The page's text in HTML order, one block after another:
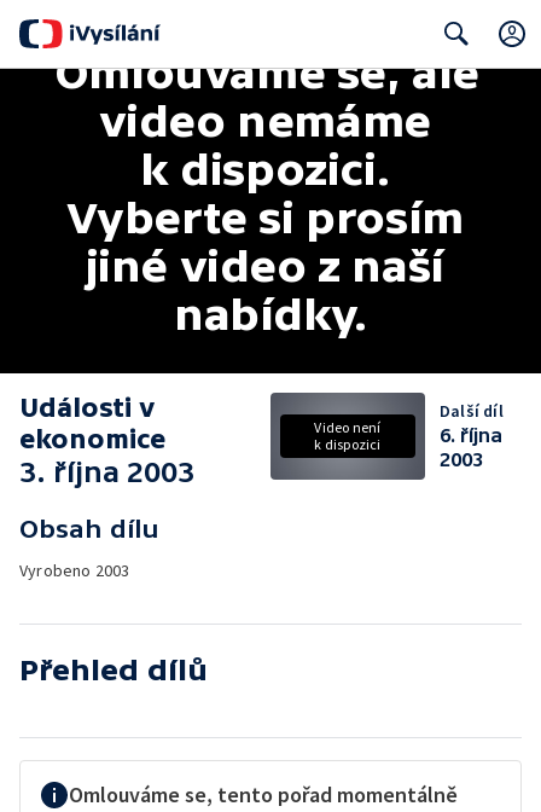
Search
Omlouváme se, ale
video nemáme
k dispozici.
Vyberte si prosím
jiné video z naší
nabídky.
Události v
ekonomice
3. října 2003
Obsah dílu
Vyrobeno 2003
Video není
k dispozici
Další díl
6. října
2003
Přehled dílů
Omlouváme se, tento pořad momentálně